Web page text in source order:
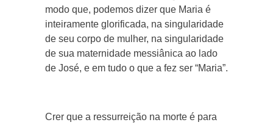
modo que, podemos dizer que Maria é
inteiramente glorificada, na singularidade
de seu corpo de mulher, na singularidade
de sua maternidade messiânica ao lado
de José, e em tudo o que a fez ser “Maria”.
Crer que a ressurreição na morte é para